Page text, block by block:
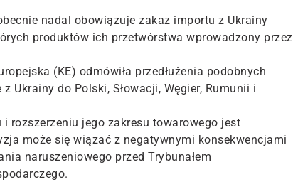
nadal obowiązuje zakaz importu z Ukrainy
produktów ich przetwórstwa wprowadzony przez
(KE) odmówiła przedłużenia podobnych
Ukrainy do Polski, Słowacji, Węgier, Rumunii i
rozszerzeniu jego zakresu towarowego jest
może się wiązać z negatywnymi konsekwencjami
naruszeniowego przed Trybunałem